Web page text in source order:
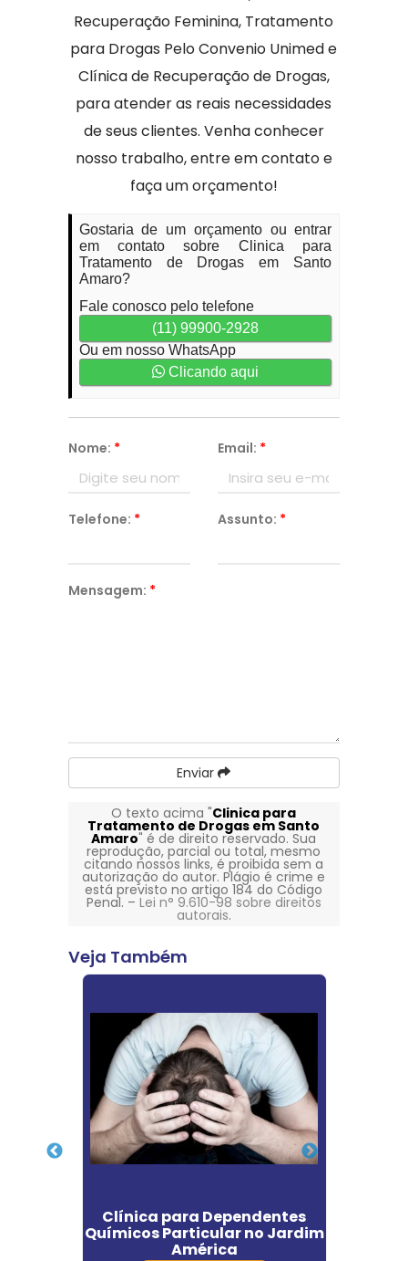
Recuperação Feminina, Tratamento
para Drogas Pelo Convenio Unimed e
Clínica de Recuperação de Drogas,
para atender as reais necessidades
de seus clientes. Venha conhecer
nosso trabalho, entre em contato e
faça um orçamento!
Gostaria de um orçamento ou entrar
em contato sobre Clinica para
Tratamento de Drogas em Santo
Amaro?
Fale conosco pelo telefone
(11) 99900-2928
Ou em nosso WhatsApp
Clicando aqui
Nome: * Email: *
Telefone: * Assunto: *
Mensagem: *
Enviar
O texto acima "Clinica para
Tratamento de Drogas em Santo
Amaro" é de direito reservado. Sua
reprodução, parcial ou total, mesmo
citando nossos links, é proibida sem a
autorização do autor. Plágio é crime e
está previsto no artigo 184 do Código
Penal. – Lei n° 9.610-98 sobre direitos
autorais.
Veja Também
Clínica para Dependentes
Químicos Particular no Jardim
América